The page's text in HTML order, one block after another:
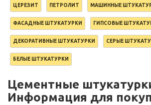
ЦЕРЕЗИТ ПЕТРОЛИТ МАШИННЫЕ
ФАСАДНЫЕ ШТУКАТУРКИ ГИПСОВЫЕ
ДЕКОРАТИВНЫЕ ШТУКАТУРКИ СЕРЫЕ
БЕЛЫЕ ШТУКАТУРКИ
Цементные
Информация для